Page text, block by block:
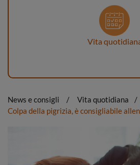
Vita
News e consigli Vita quotidiana
Colpa della pigrizia, è consigliabile